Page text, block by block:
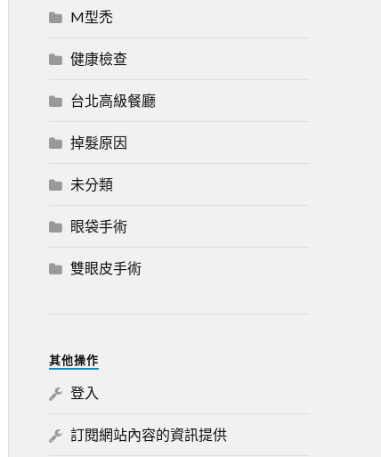
M型禿
健康檢查
台北高級餐廳
掉髮原因
未分類
眼袋手術
雙眼皮手術
其他操作
登入
訂閱網站內容的資訊提供